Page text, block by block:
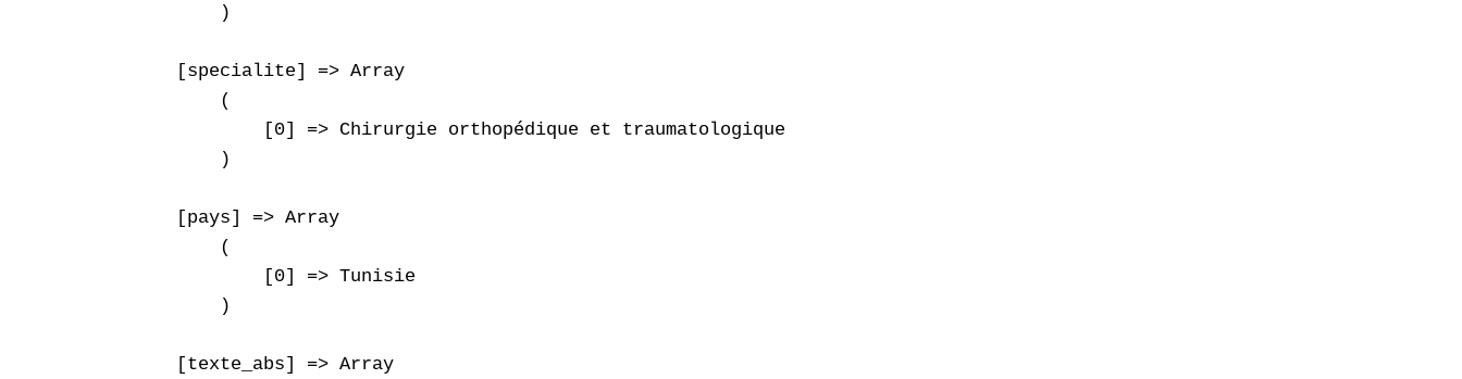
        )
    [specialite] => Array
        (
            [0] => Chirurgie orthopédique et traumatologique
        )
    [pays] => Array
        (
            [0] => Tunisie
        )
    [texte_abs] => Array